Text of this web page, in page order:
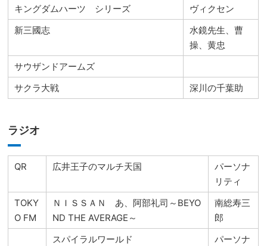
キングダムハーツ シリーズ
ヴィクセン
新三國志
水鏡先生、曹
操、黄忠
サウザンドアームズ
サクラ大戦
深川の千葉助
ラジオ
QR 広井王子のマルチ天国
パーソナ
リティ
TOKY
O FM
ＮＩＳＳＡＮ あ、阿部礼司～BEYO
ND THE AVERAGE～
南総寿三
郎
スパイラルワールド
パーソナ